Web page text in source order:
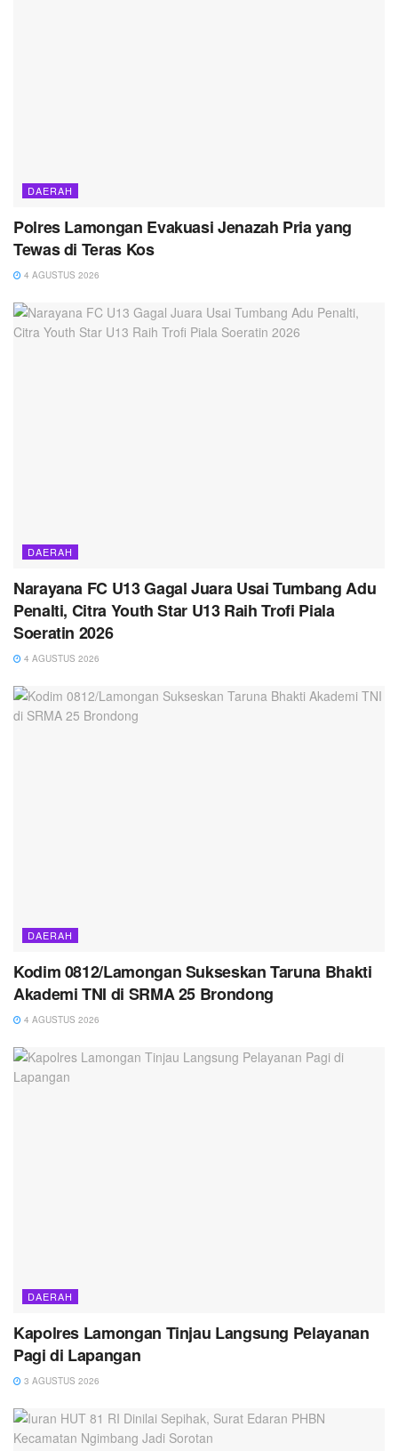
DAERAH
Polres Lamongan Evakuasi Jenazah Pria yang
Tewas di Teras Kos
4 AGUSTUS 2026
DAERAH
Narayana FC U13 Gagal Juara Usai Tumbang Adu
Penalti, Citra Youth Star U13 Raih Trofi Piala
Soeratin 2026
4 AGUSTUS 2026
DAERAH
Kodim 0812/Lamongan Sukseskan Taruna Bhakti
Akademi TNI di SRMA 25 Brondong
4 AGUSTUS 2026
DAERAH
Kapolres Lamongan Tinjau Langsung Pelayanan
Pagi di Lapangan
3 AGUSTUS 2026